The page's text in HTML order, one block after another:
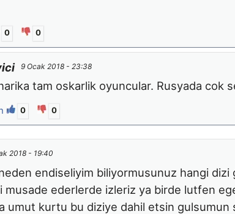
0 0
9 Ocak 2018 - 23:38
tam oskarlik oyuncular. Rusyada cok
0 0
2018 - 19:40
endiseliyim biliyormusunuz hangi
musade ederlerde izleriz ya birde lutfen
umut kurtu bu diziye dahil etsin gulsumun